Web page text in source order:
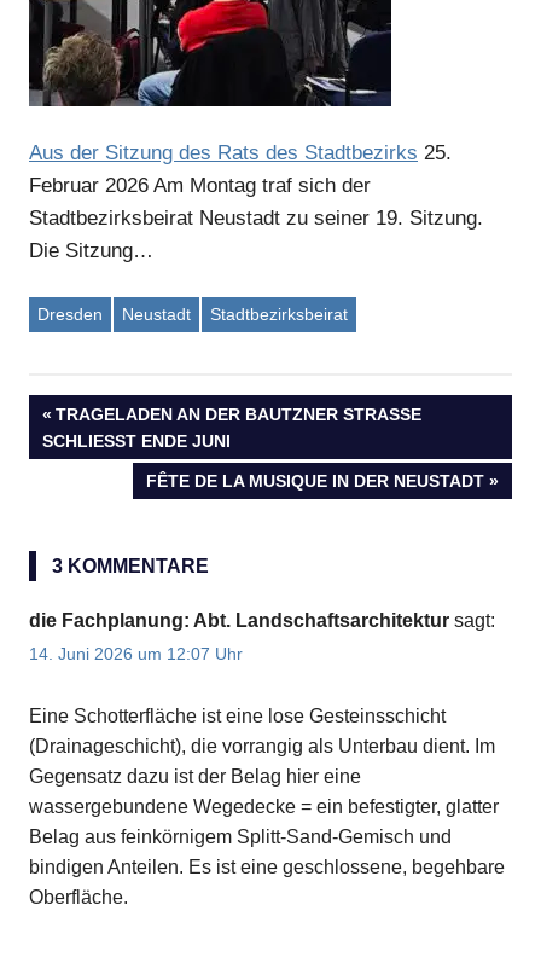
Aus der Sitzung des Rats des Stadtbezirks 25.
Februar 2026 Am Montag traf sich der
Stadtbezirksbeirat Neustadt zu seiner 19. Sitzung.
Die Sitzung…
Dresden Neustadt Stadtbezirksbeirat
Beitragsnavigation
VORHERIGER
BEITRAG:
TRAGELADEN AN DER BAUTZNER STRASSE S
CHLIESST ENDE JUNI
NÄCHSTER
FÊTE DE LA MUSIQUE IN DER NEUSTADT
3 KOMMENTARE
die Fachplanung: Abt. Landschaftsarchitektur sagt:
14. Juni 2026 um 12:07 Uhr
Eine Schotterfläche ist eine lose Gesteinsschicht
(Drainageschicht), die vorrangig als Unterbau dient. Im
Gegensatz dazu ist der Belag hier eine
wassergebundene Wegedecke = ein befestigter, glatter
Belag aus feinkörnigem Splitt-Sand-Gemisch und
bindigen Anteilen. Es ist eine geschlossene, begehbare
Oberfläche.